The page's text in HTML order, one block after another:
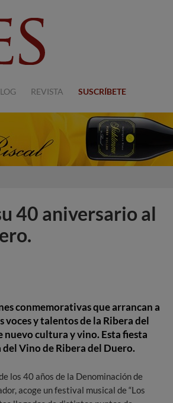
REVISTA SUSCRÍBETE
40 aniversario al
conmemorativas que arrancan a
voces y talentos de la Ribera del
nuevo cultura y vino. Esta fiesta
Vino de Ribera del Duero.
los 40 años de la Denominación de
acoge un festival musical de “Los